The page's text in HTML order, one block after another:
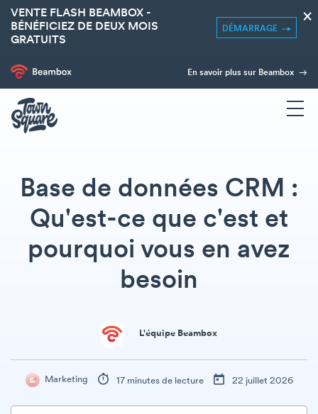
VENTE FLASH BEAMBOX -
BÉNÉFICIEZ DE DEUX MOIS
GRATUITS
DÉMARRAGE
×
En savoir plus sur Beambox
Base de données CRM :
Qu'est-ce que c'est et
pourquoi vous en avez
besoin
L'équipe Beambox
Marketing 17 minutes de lecture 22 juillet 2026